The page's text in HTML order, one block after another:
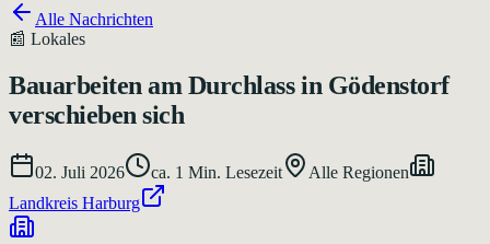
Alle Nachrichten
📰 Lokales
Bauarbeiten am Durchlass in Gödenstorf
verschieben sich
02. Juli 2026 ca. 1 Min. Lesezeit
Alle Regionen
Landkreis Harburg